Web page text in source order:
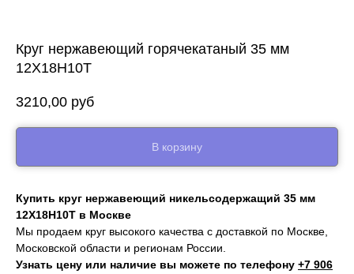
Круг нержавеющий горячекатаный 35 мм
12Х18Н10Т
3210,00 руб
В корзину
Купить круг нержавеющий никельсодержащий 35 мм
12Х18Н10Т в Москве
Мы продаем круг высокого качества с доставкой по Москве,
Московской области и регионам России.
Узнать цену или наличие вы можете по телефону +7 906